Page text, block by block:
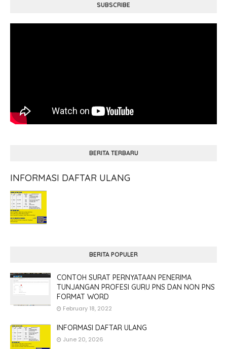
SUBSCRIBE
BERITA TERBARU
INFORMASI DAFTAR ULANG
BERITA POPULER
CONTOH SURAT PERNYATAAN PENERIMA
TUNJANGAN PROFESI GURU PNS DAN NON PNS
FORMAT WORD
February 18, 2022
INFORMASI DAFTAR ULANG
June 20, 2026